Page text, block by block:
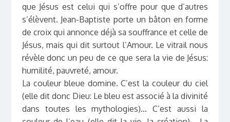
que Jésus est celui qui s’offre pour que d’autres
s’élèvent. Jean-Baptiste porte un bâton en forme
de croix qui annonce déjà sa souffrance et celle de
Jésus, mais qui dit surtout l’Amour. Le vitrail nous
révèle donc un peu de ce que sera la vie de Jésus:
humilité, pauvreté, amour.
La couleur bleue domine. C’est la couleur du ciel
(elle dit donc Dieu: Le bleu est associé à la divinité
dans toutes les mythologies)… C’est aussi la